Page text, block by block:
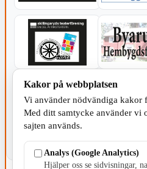
KOMMUNEN
Kakor på webbplatsen
Vi använder nödvändiga kakor
Med ditt samtycke använder vi
sajten används.
Analys (Google Analytics)
Hjälper oss se sidvisningar,